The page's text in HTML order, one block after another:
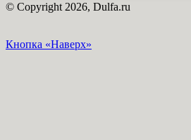
© Copyright 2026, Dulfa.ru
Кнопка «Наверх»